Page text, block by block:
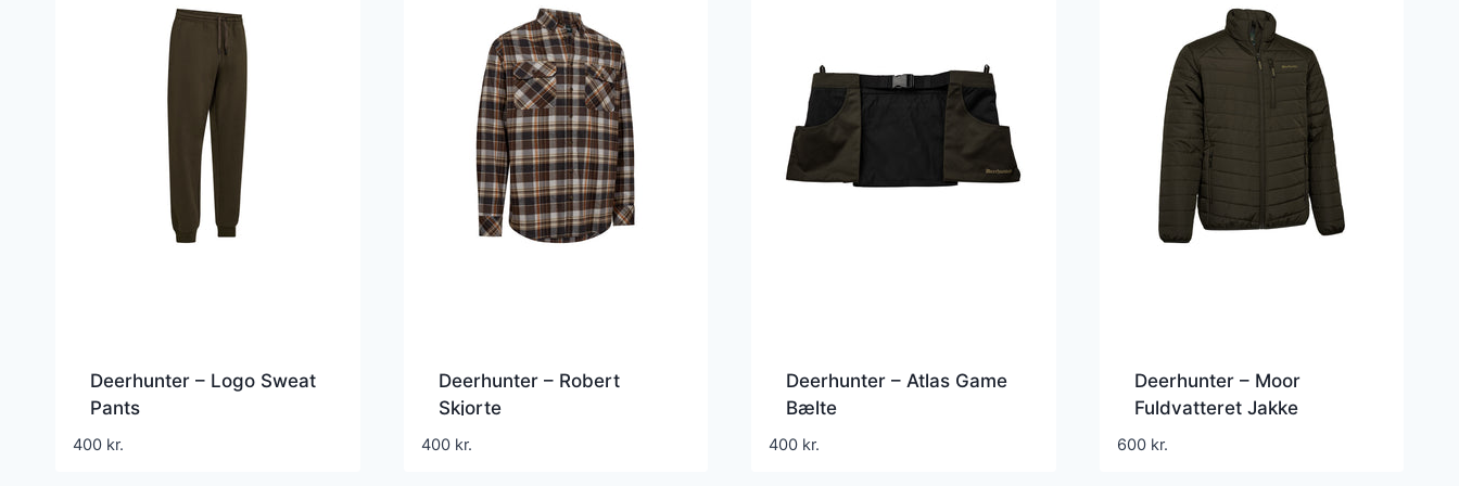
Deerhunter – Logo Sweat
Pants
400 kr.
Deerhunter – Robert
Skjorte
400 kr.
Deerhunter – Atlas Game
Bælte
400 kr.
Deerhunter – Moor
Fuldvatteret Jakke
600 kr.